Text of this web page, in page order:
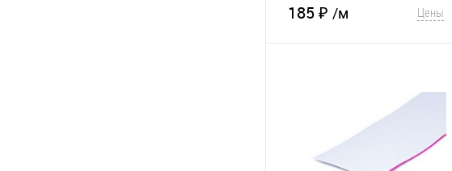
185 ₽ /м Цены
К
сравнению